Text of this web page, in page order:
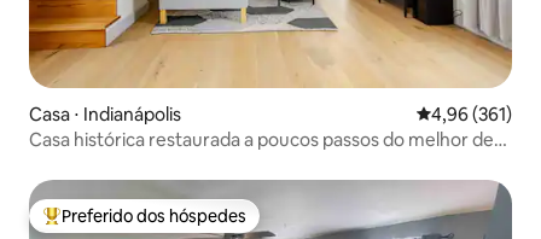
Casa ⋅ Indianápolis 4,96 de uma
4,96 (361)
Casa histórica restaurada a poucos passos do melhor de
Entre os melhores preferidos dos hóspedes
Preferido dos hóspedes